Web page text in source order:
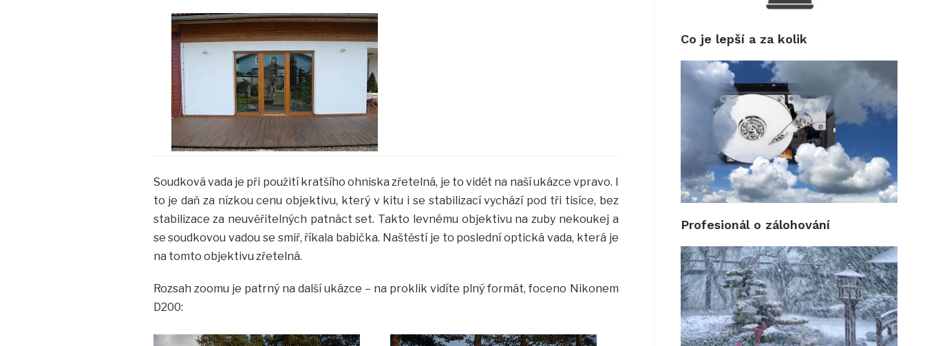
Soudková vada je při použití kratšího ohniska zřetelná, je to vidět na naší ukázce vpravo. I
to je daň za nízkou cenu objektivu, který v kitu i se stabilizací vychází pod tři tisíce, bez
stabilizace za neuvěřitelných patnáct set. Takto levnému objektivu na zuby nekoukej a
se soudkovou vadou se smiř, říkala babička. Naštěstí je to poslední optická vada, která je
na tomto objektivu zřetelná.
Rozsah zoomu je patrný na další ukázce – na proklik vidíte plný formát, foceno Nikonem
D200:
Co je lepší a za kolik
Profesionál o zálohování